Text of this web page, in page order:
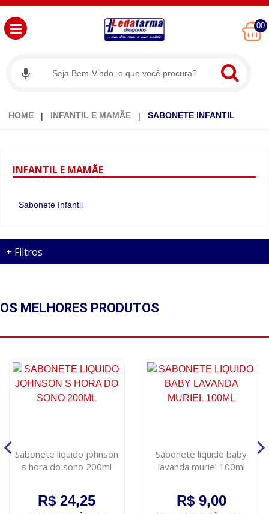
00
HOME INFANTIL E MAMÃE SABONETE INFANTIL
INFANTIL E MAMÃE
Sabonete Infantil
+ Filtros
OS MELHORES PRODUTOS
Sabonete liquido johnson
s hora do sono 200ml
R$ 24,25
Sabonete liquido baby
lavanda muriel 100ml
R$ 9,00